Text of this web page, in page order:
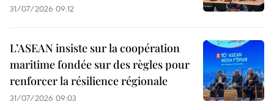
31/07/2026 09:12
L’ASEAN insiste sur la coopération
maritime fondée sur des règles pour
renforcer la résilience régionale
31/07/2026 09:03